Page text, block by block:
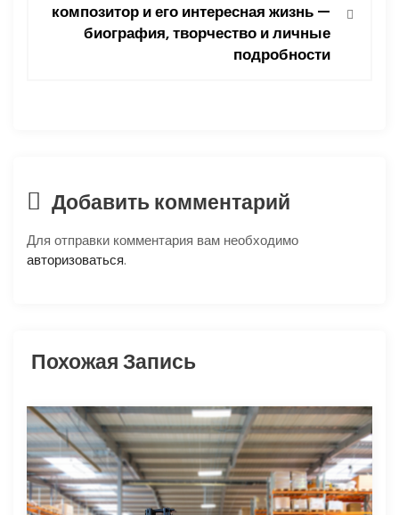
п
о
п
и
с
я
композитор и его интересная жизнь —
биография, творчество и личные
подробности
Добавить комментарий
Для отправки комментария вам необходимо
авторизоваться.
Похожая Запись